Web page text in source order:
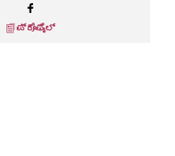
ಪ್ರೊಫೈಲ್